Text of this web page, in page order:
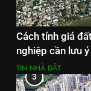
Cách tính giá
nghiệp cần lưu ý
TIN NHÀ ĐẤT
3